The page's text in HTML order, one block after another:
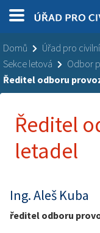
Domů Úřad pro
Sekce letová
Odbor
Ředitel odboru
Ředitel
letadel
Ing. Aleš Kuba
ředitel odboru